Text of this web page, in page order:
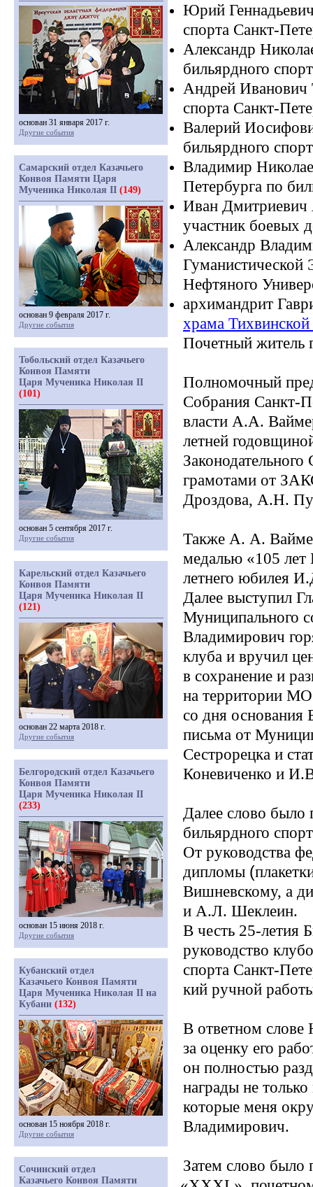
Юрий
спорта Санкт-
Александр
бильярдного
Андрей Иванович
спорта Санкт-
Валерий
бильярдного
Владимир
Петербурга по
Иван Дмитриевич
участник боевых
Александр
Гуманистической
Нефтяного
архимандрит
храма
Почетный житель
Полномочный
Собрания Санкт-
власти А.А.
летней
Законодательного
грамотами от
Дроздова, А.Н.
Также А. А.
медалью «105 лет
летнего юбилея
Далее выступил
Муниципального
Владимирович
клуба и вручил
в сохранение и
на территории МО
со дня основания
письма от
Сестрорецка и
Коневиченко и
Далее слово было
бильярдного
От руководства
дипломы (
Вишневскому, а
и А.Л. Шеклеин.
В честь 25-летия
руководство
спорта Санкт-
кий ручной
В ответном слове
за оценку его
он полностью
награды не
которые меня
Владимирович.
Затем слово было
основан 31 января 2017 г.
Другие события
Самарский отдел Казачьего
Конвоя Памяти Царя
Мученика Николая II (149)
основан 9 февраля 2017 г.
Другие события
Тобольский отдел Казачьего
Конвоя Памяти
Царя Мученика Николая II
(101)
основан 5 сентября 2017 г.
Другие события
Карельский отдел Казачьего
Конвоя Памяти
Царя Мученика Николая II
(121)
основан 22 марта 2018 г.
Другие события
Белгородский отдел Казачьего
Конвоя Памяти
Царя Мученика Николая II
(233)
основан 15 июня 2018 г.
Другие события
Кубанский отдел
Казачьего Конвоя Памяти
Царя Мученика Николая II на
Кубани (132)
основан 15 ноября 2018 г.
Другие события
Сочинский отдел
Казачьего Конвоя Памяти